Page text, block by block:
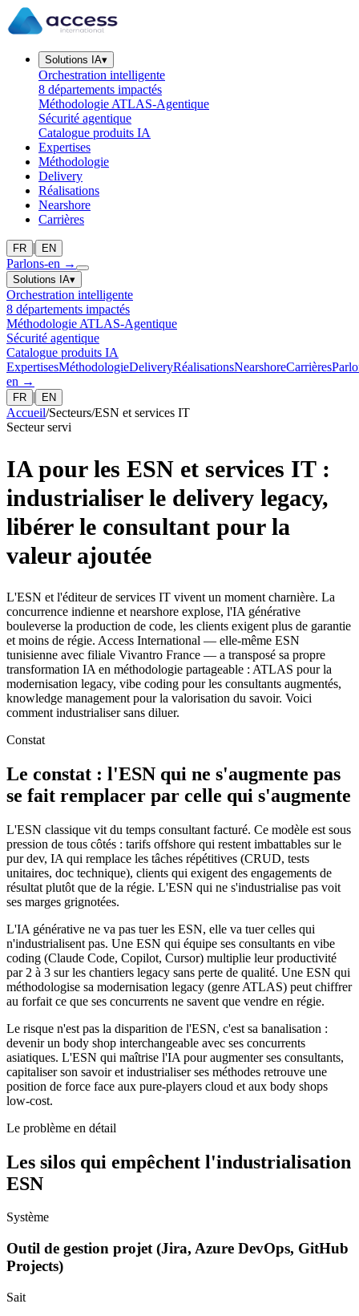
Solutions IA▾
Orchestration intelligente
8 départements impactés
Méthodologie ATLAS-Agentique
Sécurité agentique
Catalogue produits IA
Expertises
Méthodologie
Delivery
Réalisations
Nearshore
Carrières
FR | EN
Parlons-en →
Solutions IA▾
Orchestration intelligente
8 départements impactés
Méthodologie ATLAS-Agentique
Sécurité agentique
Catalogue produits IA
ExpertisesMéthodologieDeliveryRéalisationsNearshoreCarrières
en →
FR | EN
Accueil/Secteurs/ESN et services IT
Secteur servi
IA pour les ESN et services IT :
industrialiser le delivery legacy,
libérer le consultant pour la
valeur ajoutée
L'ESN et l'éditeur de services IT vivent un moment charnière. La
concurrence indienne et nearshore explose, l'IA générative
bouleverse la production de code, les clients exigent plus de garantie
et moins de régie. Access International — elle-même ESN
tunisienne avec filiale Vivantro France — a transposé sa propre
transformation IA en méthodologie partageable : ATLAS pour la
modernisation legacy, vibe coding pour les consultants augmentés,
knowledge management pour la valorisation du savoir. Voici
comment industrialiser sans diluer.
Constat
Le constat : l'ESN qui ne s'augmente pas
se fait remplacer par celle qui s'augmente
L'ESN classique vit du temps consultant facturé. Ce modèle est sous
pression de tous côtés : tarifs offshore qui restent imbattables sur le
pur dev, IA qui remplace les tâches répétitives (CRUD, tests
unitaires, doc technique), clients qui exigent des engagements de
résultat plutôt que de la régie. L'ESN qui ne s'industrialise pas voit
ses marges grignotées.
L'IA générative ne va pas tuer les ESN, elle va tuer celles qui
n'industrialisent pas. Une ESN qui équipe ses consultants en vibe
coding (Claude Code, Copilot, Cursor) multiplie leur productivité
par 2 à 3 sur les chantiers legacy sans perte de qualité. Une ESN qui
méthodologise sa modernisation legacy (genre ATLAS) peut chiffrer
au forfait ce que ses concurrents ne savent que vendre en régie.
Le risque n'est pas la disparition de l'ESN, c'est sa banalisation :
devenir un body shop interchangeable avec ses concurrents
asiatiques. L'ESN qui maîtrise l'IA pour augmenter ses consultants,
capitaliser son savoir et industrialiser ses méthodes retrouve une
position de force face aux pure-players cloud et aux body shops
low-cost.
Le problème en détail
Les silos qui empêchent l'industrialisation
ESN
Système
Outil de gestion projet (Jira, Azure DevOps, GitHub
Projects)
Sait